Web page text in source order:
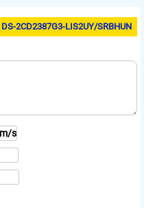
2CD2387G3-LIS2UY/SRBHUN